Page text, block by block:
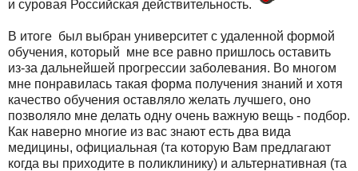
и суровая Российская действительность.
В итоге был выбран университет с удаленной формой
обучения, который мне все равно пришлось оставить
из-за дальнейшей прогрессии заболевания. Во многом
мне понравилась такая форма получения знаний и хотя
качество обучения оставляло желать лучшего, оно
позволяло мне делать одну очень важную вещь - подбор.
Как наверно многие из вас знают есть два вида
медицины, официальная (та которую Вам предлагают
когда вы приходите в поликлинику) и альтернативная (та